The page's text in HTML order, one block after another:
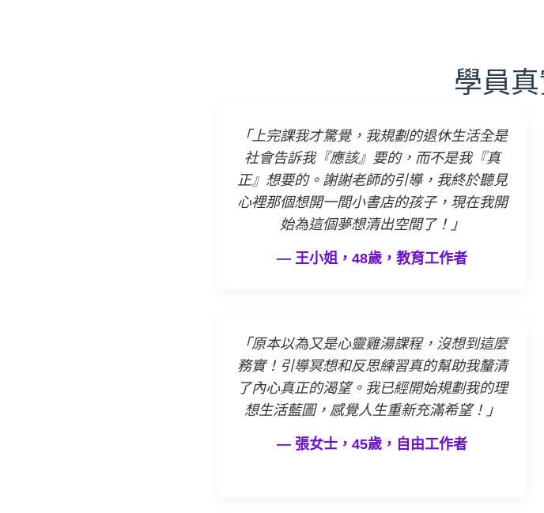
學員
「上完課我才驚覺，我規劃的退休生活全是
社會告訴我『應該』要的，而不是我『真
正』想要的。謝謝老師的引導，我終於聽見
心裡那個想開一間小書店的孩子，現在我開
始為這個夢想清出空間了！」
— 王小姐，48歲，教育工作者
「原本以為又是心靈雞湯課程，沒想到這麼
務實！引導冥想和反思練習真的幫助我釐清
了內心真正的渴望。我已經開始規劃我的理
想生活藍圖，感覺人生重新充滿希望！」
— 張女士，45歲，自由工作者